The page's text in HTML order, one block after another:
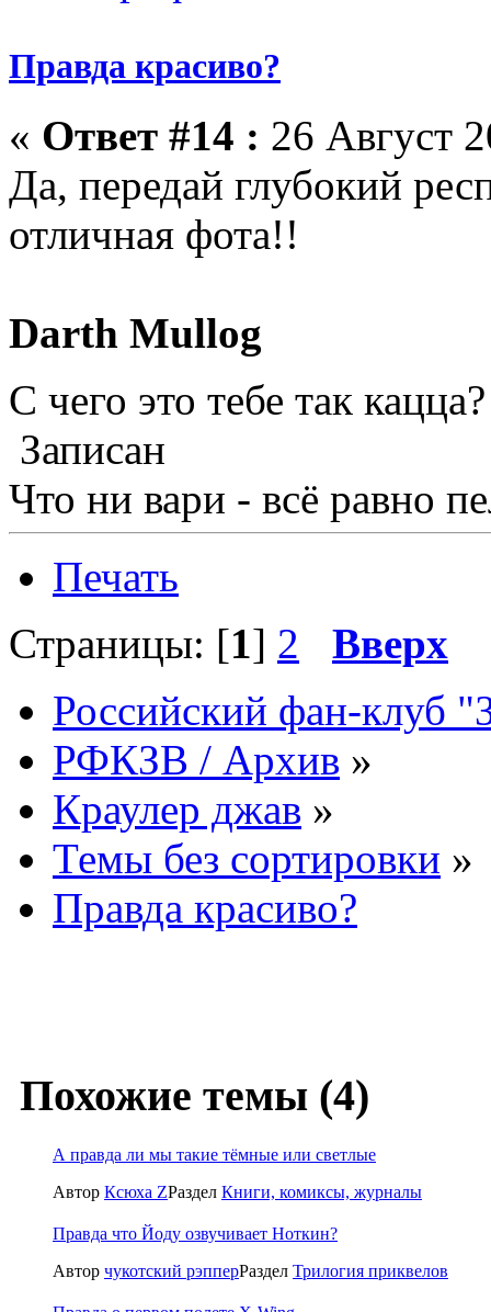
Правда красиво?
« Ответ #14 : 26 Август
Да, передай глубокий
отличная фота!!
Darth Mullog
С чего это тебе так
Записан
Что ни вари - всё равно
Печать
Страницы: [1] 2
Вверх
Российский фан-клуб
РФКЗВ / Архив »
Краулер джав »
Темы без сортировки »
Правда красиво?
Похожие темы (4)
А правда ли мы такие тёмные или светлые
Автор Ксюха ZРаздел Книги, комиксы, журналы
Правда что Йоду озвучивает Ноткин?
Автор чукотский рэпперРаздел Трилогия приквелов